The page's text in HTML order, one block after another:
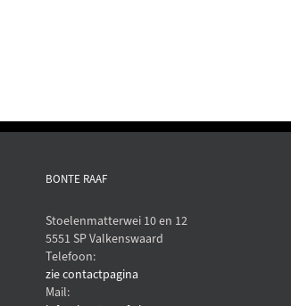
BONTE RAAF
Stoelenmatterwei 10 en 12
5551 SP Valkenswaard
Telefoon:
zie contactpagina
Mail: